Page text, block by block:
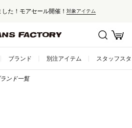
た！モアセール開催！ 対象アイテム
ブランド 別注アイテム スタッフス
ランド一覧